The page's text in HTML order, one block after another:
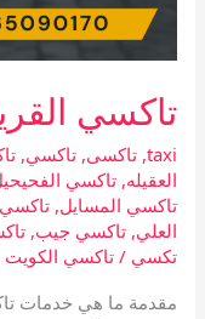
تاكسي
taxi
,تاكسى,تاكسي,
العقيله,تاكسي
تاكسي المسايل,
العلي,تاكسي جيب,
تكسي /تاكسي الكويت
مقدمة ما هي خدمات